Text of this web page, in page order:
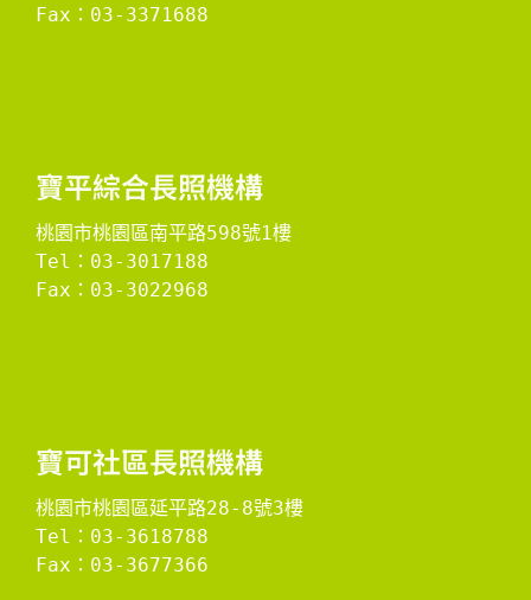
Fax：03-3371688
​寶平綜合長照機構​
桃園市桃園區南平路598號1樓
Tel：03-3017188
Fax：03-3022968
​寶可社區長照機構​
桃園市桃園區延平路28-8號3樓
Tel：03-3618788
Fax：03-3677366